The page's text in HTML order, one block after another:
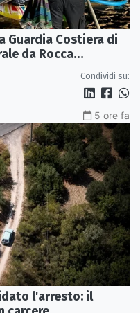
Guardia Costiera di
da Rocca
Condividi su:
5 ore fa
l'arresto: il